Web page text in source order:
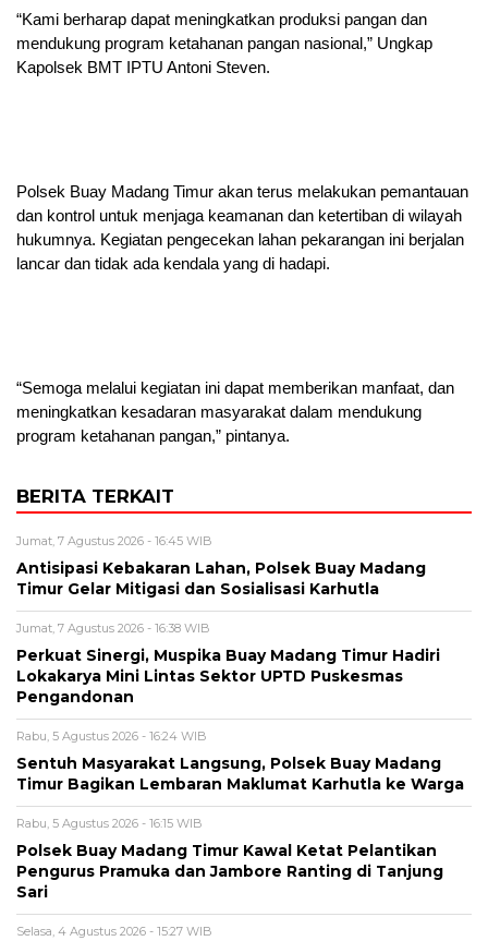
“Kami berharap dapat meningkatkan produksi pangan dan
mendukung program ketahanan pangan nasional,” Ungkap
Kapolsek BMT IPTU Antoni Steven.
Polsek Buay Madang Timur akan terus melakukan pemantauan
dan kontrol untuk menjaga keamanan dan ketertiban di wilayah
hukumnya. Kegiatan pengecekan lahan pekarangan ini berjalan
lancar dan tidak ada kendala yang di hadapi.
“Semoga melalui kegiatan ini dapat memberikan manfaat, dan
meningkatkan kesadaran masyarakat dalam mendukung
program ketahanan pangan,” pintanya.
BERITA TERKAIT
Jumat, 7 Agustus 2026 - 16:45 WIB
Antisipasi Kebakaran Lahan, Polsek Buay Madang
Timur Gelar Mitigasi dan Sosialisasi Karhutla
Jumat, 7 Agustus 2026 - 16:38 WIB
Perkuat Sinergi, Muspika Buay Madang Timur Hadiri
Lokakarya Mini Lintas Sektor UPTD Puskesmas
Pengandonan
Rabu, 5 Agustus 2026 - 16:24 WIB
Sentuh Masyarakat Langsung, Polsek Buay Madang
Timur Bagikan Lembaran Maklumat Karhutla ke Warga
Rabu, 5 Agustus 2026 - 16:15 WIB
Polsek Buay Madang Timur Kawal Ketat Pelantikan
Pengurus Pramuka dan Jambore Ranting di Tanjung
Sari
Selasa, 4 Agustus 2026 - 15:27 WIB